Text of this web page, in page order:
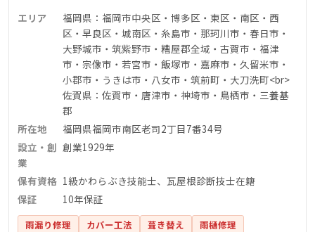
エリア
福岡県：福岡市中央区・博多区・東区・南区・西
区・早良区・城南区・糸島市・那珂川市・春日市・
大野城市・筑紫野市・糟屋郡全域・古賀市・福津
市・宗像市・若宮市・飯塚市・嘉麻市・久留米市・
小郡市・うきは市・八女市・筑前町・大刀洗町<br>
佐賀県：佐賀市・唐津市・神埼市・鳥栖市・三養基
郡
所在地
福岡県福岡市南区老司2丁目7番34号
設立・創
業
創業1929年
保有資格 1級かわらぶき技能士、瓦屋根診断技士在籍
保証
10年保証
雨漏り修理 カバー工法 葺き替え
雨樋修理